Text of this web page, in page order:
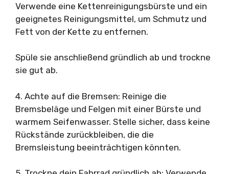
Verwende eine Kettenreinigungsbürste und ein
geeignetes Reinigungsmittel, um Schmutz und
Fett von der Kette zu entfernen.
Spüle sie anschließend gründlich ab und trockne
sie gut ab.
4. Achte auf die Bremsen: Reinige die
Bremsbeläge und Felgen mit einer Bürste und
warmem Seifenwasser. Stelle sicher, dass keine
Rückstände zurückbleiben, die die
Bremsleistung beeinträchtigen könnten.